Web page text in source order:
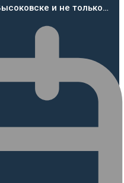
и не только…